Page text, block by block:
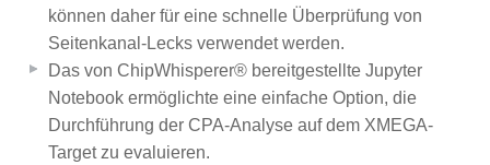
können daher für eine schnelle Überprüfung von
Seitenkanal-Lecks verwendet werden.
Das von ChipWhisperer® bereitgestellte Jupyter
Notebook ermöglichte eine einfache Option, die
Durchführung der CPA-Analyse auf dem XMEGA-
Target zu evaluieren.